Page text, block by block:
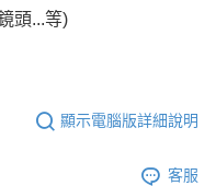
頭...等)
顯示電腦版詳細說明
客服